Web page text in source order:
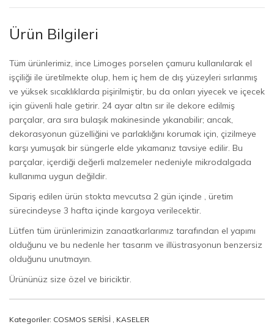
Ürün Bilgileri
Tüm ürünlerimiz, ince Limoges porselen çamuru kullanılarak el
işçiliği ile üretilmekte olup, hem iç hem de dış yüzeyleri sırlanmış
ve yüksek sıcaklıklarda pişirilmiştir, bu da onları yiyecek ve içecek
için güvenli hale getirir. 24 ayar altın sır ile dekore edilmiş
parçalar, ara sıra bulaşık makinesinde yıkanabilir; ancak,
dekorasyonun güzelliğini ve parlaklığını korumak için, çizilmeye
karşı yumuşak bir süngerle elde yıkamanız tavsiye edilir. Bu
parçalar, içerdiği değerli malzemeler nedeniyle mikrodalgada
kullanıma uygun değildir.
Sipariş edilen ürün stokta mevcutsa 2 gün içinde , üretim
sürecindeyse 3 hafta içinde kargoya verilecektir.
Lütfen tüm ürünlerimizin zanaatkarlarımız tarafından el yapımı
olduğunu ve bu nedenle her tasarım ve illüstrasyonun benzersiz
olduğunu unutmayın.
Ürününüz size özel ve biriciktir.
Kategoriler: COSMOS SERİSİ , KASELER